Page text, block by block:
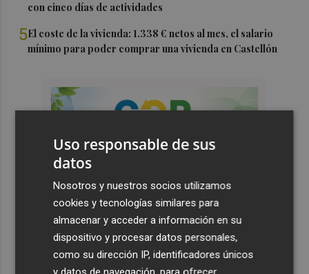
con cinco días de actividades
5El coste de la vivienda: 1.338 € netos al mes, el salario
mínimo para poder comprar una vivienda en Castellón
Uso responsable de sus
datos
Nosotros y nuestros socios utilizamos
cookies y tecnologías similares para
almacenar y acceder a información en su
dispositivo y procesar datos personales,
como su dirección IP, identificadores únicos